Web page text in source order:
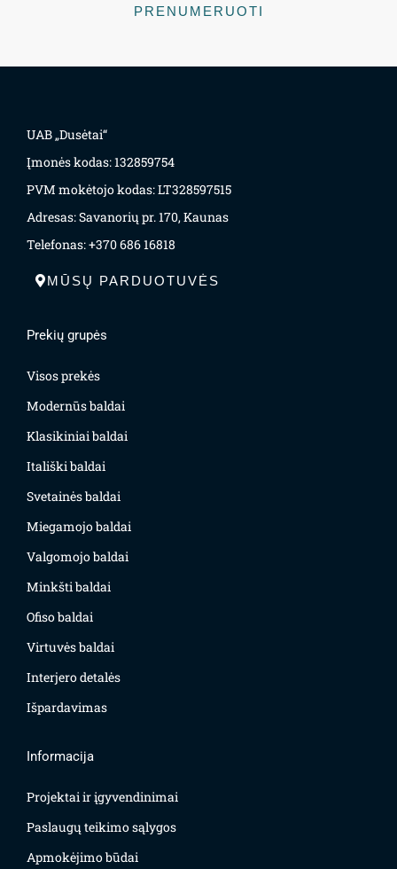
PRENUMERUOTI
UAB „Dusėtai“
Įmonės kodas: 132859754
PVM mokėtojo kodas: LT328597515
Adresas: Savanorių pr. 170, Kaunas
Telefonas: +370 686 16818
MŪSŲ PARDUOTUVĖS
Prekių grupės
Visos prekės
Modernūs baldai
Klasikiniai baldai
Itališki baldai
Svetainės baldai
Miegamojo baldai
Valgomojo baldai
Minkšti baldai
Ofiso baldai
Virtuvės baldai
Interjero detalės
Išpardavimas
Informacija
Projektai ir įgyvendinimai
Paslaugų teikimo sąlygos
Apmokėjimo būdai